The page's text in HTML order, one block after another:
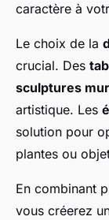
caractère à
Le choix de la
crucial. Des
sculptures
artistique. Les
solution pour
plantes ou
En combinant
vous créerez